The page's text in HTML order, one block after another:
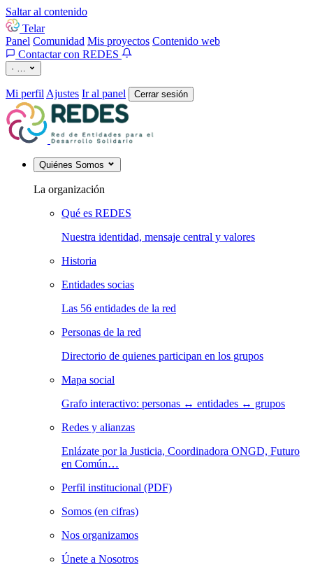
Saltar al contenido
Telar
Panel Comunidad Mis proyectos Contenido web
Contactar con REDES
· …
Mi perfil Ajustes Ir al panel Cerrar sesión
Quiénes Somos
La organización
Qué es REDES
Nuestra identidad, mensaje central y valores
Historia
Entidades socias
Las 56 entidades de la red
Personas de la red
Directorio de quienes participan en los grupos
Mapa social
Grafo interactivo: personas ↔ entidades ↔ grupos
Redes y alianzas
Enlázate por la Justicia, Coordinadora ONGD, Futuro
en Común…
Perfil institucional (PDF)
Somos (en cifras)
Nos organizamos
Únete a Nosotros